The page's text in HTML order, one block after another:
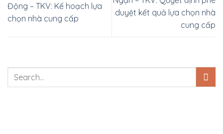
Động – TKV: Kế hoạch lựa
chọn nhà cung cấp
duyệt kết quả lựa chọn nhà
cung cấp